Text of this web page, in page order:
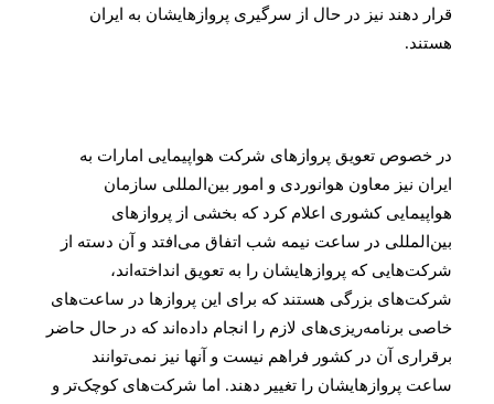
دهند نیز در حال از سرگیری پروازهایشان به ایران
خصوص تعویق پرواز‌های شرکت هواپیمایی امارات به
نیز معاون هوانوردی و امور بین‌المللی سازمان
کشوری اعلام کرد که بخشی از پرواز‌های
در ساعت نیمه شب اتفاق می‌افتد و آن دسته از
که پروازهایشان را به تعویق انداخته‌اند،
بزرگی هستند که برای این پرواز‌ها در ساعت‌های
برنامه‌ریزی‌های لازم را انجام داده‌اند که در حال حاضر
آن در کشور فراهم نیست و آنها نیز نمی‌توانند
پروازهایشان را تغییر دهند. اما شرکت‌های کوچک‌تر و